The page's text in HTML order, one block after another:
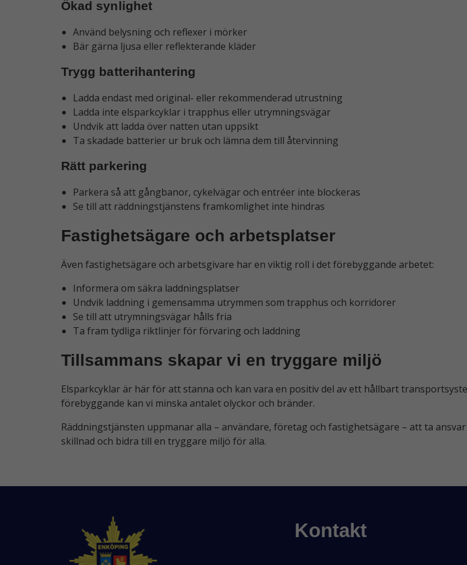
Ökad synlighet
Använd belysning och reflexer i mörker
Bär gärna ljusa eller reflekterande kläder
Trygg batterihantering
Ladda endast med original- eller rekommenderad utrustning
Ladda inte elsparkcyklar i trapphus eller utrymningsvägar
Undvik att ladda över natten utan uppsikt
Ta skadade batterier ur bruk och lämna dem till återvinning
Rätt parkering
Parkera så att gångbanor, cykelvägar och entréer inte blockeras
Se till att räddningstjänstens framkomlighet inte hindras
Fastighetsägare och arbetsplatser
Även fastighetsägare och arbetsgivare har en viktig roll i det förebyggande arbetet:
Informera om säkra laddningsplatser
Undvik laddning i gemensamma utrymmen som trapphus och korridorer
Se till att utrymningsvägar hålls fria
Ta fram tydliga riktlinjer för förvaring och laddning
Tillsammans skapar vi en tryggare miljö
Elsparkcyklar är här för att stanna och kan vara en positiv del av ett hållbart
förebyggande kan vi minska antalet olyckor och bränder.
Räddningstjänsten uppmanar alla – användare, företag och fastighetsägare – att ta
skillnad och bidra till en tryggare miljö för alla.
Kontakt